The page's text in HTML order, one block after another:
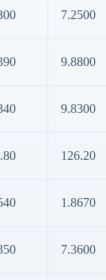
7.2500
9.8800
9.8300
126.20
1.8670
7.3600